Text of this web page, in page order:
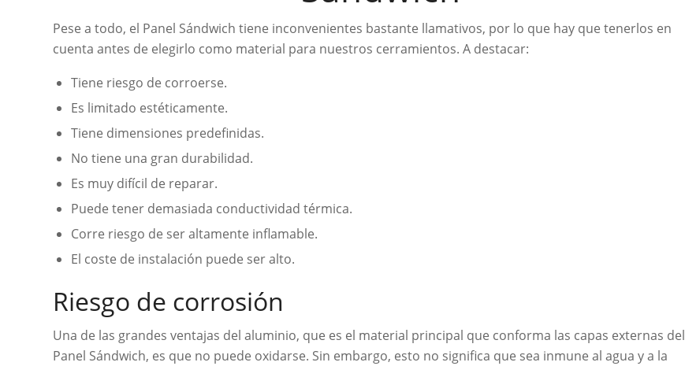
Pese a todo, el Panel Sándwich tiene inconvenientes bastante llamativos, por lo que hay que tenerlos en
cuenta antes de elegirlo como material para nuestros cerramientos. A destacar:
Tiene riesgo de corroerse.
Es limitado estéticamente.
Tiene dimensiones predefinidas.
No tiene una gran durabilidad.
Es muy difícil de reparar.
Puede tener demasiada conductividad térmica.
Corre riesgo de ser altamente inflamable.
El coste de instalación puede ser alto.
Riesgo de corrosión
Una de las grandes ventajas del aluminio, que es el material principal que conforma las capas externas del
Panel Sándwich, es que no puede oxidarse. Sin embargo, esto no significa que sea inmune al agua y a la